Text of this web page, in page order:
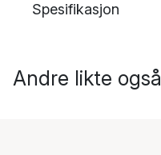
Spesifikasjon
Andre likte også